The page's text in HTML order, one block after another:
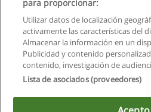
Privacidad de
Contactar con
Copyright © Educaedu Business
para proporcionar:
Utilizar datos de localización
activamente las características del
Almacenar la información en un
Publicidad y contenido
contenido, investigación de
Lista de asociados (proveedores)